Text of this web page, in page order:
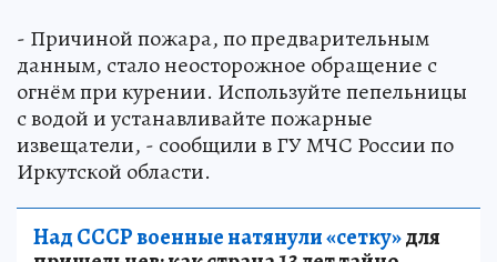
- Причиной пожара, по предварительным
данным, стало неосторожное обращение с
огнём при курении. Используйте пепельницы
с водой и устанавливайте пожарные
извещатели, - сообщили в ГУ МЧС России по
Иркутской области.
Над СССР военные натянули «сетку»для